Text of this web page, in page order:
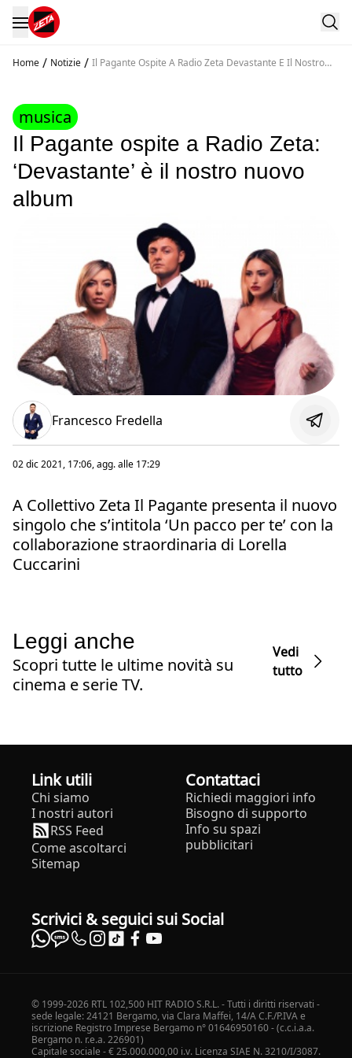
Home / Notizie / Il Pagante Ospite A Radio Zeta Devastante E Il Nostro
musica
Il Pagante ospite a Radio Zeta:
‘Devastante’ è il nostro nuovo
album
Francesco Fredella
02 dic 2021, 17:06, agg. alle 17:29
A Collettivo Zeta Il Pagante presenta il nuovo
singolo che s’intitola ‘Un pacco per te’ con la
collaborazione straordinaria di Lorella
Cuccarini
Leggi anche
Scopri tutte le ultime novità su
cinema e serie TV.
Vedi
tutto
Link utili
Chi siamo
I nostri autori
RSS Feed
Come ascoltarci
Sitemap
Contattaci
Richiedi maggiori info
Bisogno di supporto
Info su spazi
pubblicitari
Scrivici & seguici sui Social
© 1999-2026 RTL 102,500 HIT RADIO S.R.L. - Tutti i diritti riservati -
sede legale: 24121 Bergamo, via Clara Maffei, 14/A C.F./P.IVA e
iscrizione Registro Imprese Bergamo n° 01646950160 - (c.c.i.a.a.
Bergamo n. r.e.a. 226901)
Capitale sociale - € 25.000.000,00 i.v. Licenza SIAE N. 3210/I/3087.